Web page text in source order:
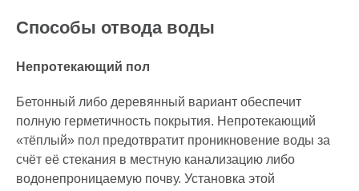
Способы отвода воды
Непротекающий пол
Бетонный либо деревянный вариант обеспечит
полную герметичность покрытия. Непротекающий
«тёплый» пол предотвратит проникновение воды за
счёт её стекания в местную канализацию либо
водонепроницаемую почву. Установка этой